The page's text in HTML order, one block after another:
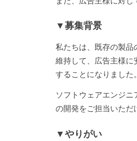
▼募集背景
私たちは、既存の製
維持して、広告主様
することになりました。
ソフトウェアエンジ
の開発をご担当いただ
▼やりがい